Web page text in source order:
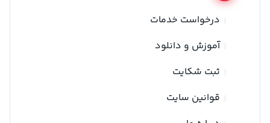
درخواست خدمات
آموزش و دانلود
ثبت شکایت
قوانین سایت